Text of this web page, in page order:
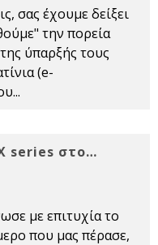
σας έχουμε δείξει
την πορεία
ύπαρξής τους
(e-
...
series στο…
με επιτυχία το
που μας πέρασε,